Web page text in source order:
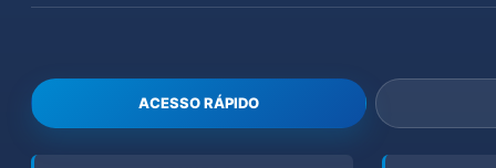
ACESSO RÁPIDO